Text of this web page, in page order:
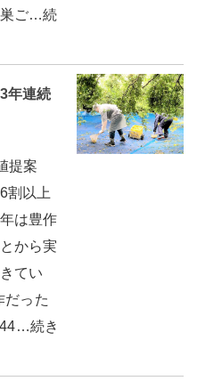
巣ご…続
年連続
提案
割以上
は豊作
から実
てい
だった
続き